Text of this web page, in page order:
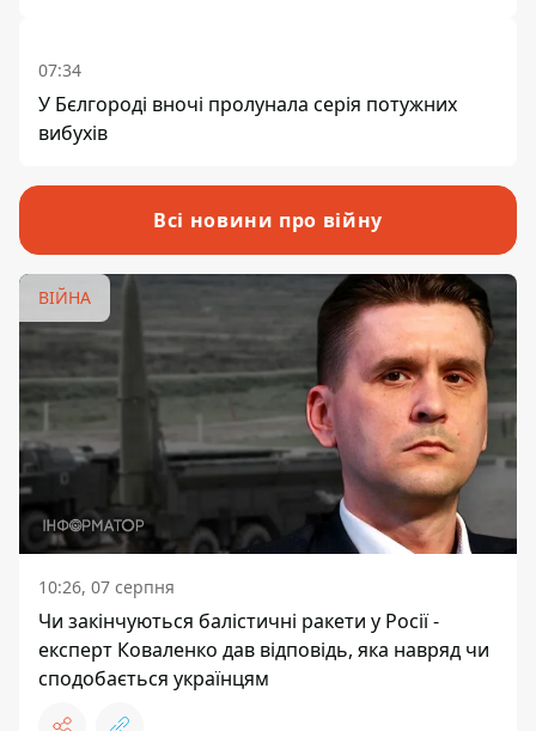
07:34
У Бєлгороді вночі пролунала серія потужних
вибухів
Всі новини про війну
ВІЙНА
10:26, 07 серпня
Чи закінчуються балістичні ракети у Росії -
експерт Коваленко дав відповідь, яка навряд чи
сподобається українцям